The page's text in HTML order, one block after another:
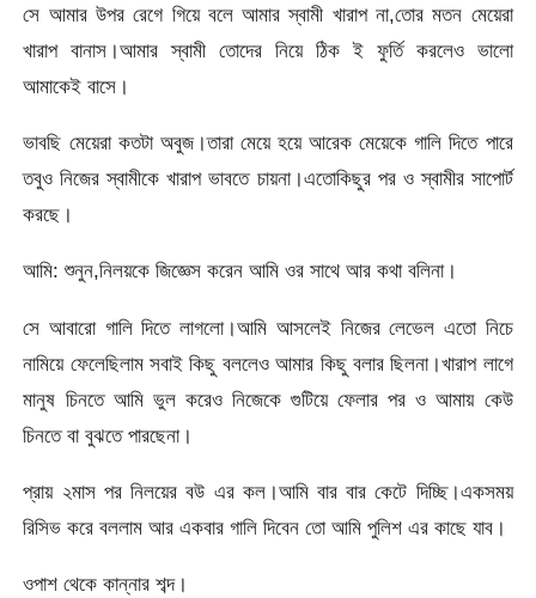
সে আমার উপর রেগে গিয়ে বলে আমার স্বামী খারাপ না,তোর মতন মেয়েরা
খারাপ বানাস।আমার স্বামী তোদের নিয়ে ঠিক ই ফুর্তি করলেও ভালো
আমাকেই বাসে।
ভাবছি মেয়েরা কতটা অবুজ।তারা মেয়ে হয়ে আরেক মেয়েকে গালি দিতে পারে
তবুও নিজের স্বামীকে খারাপ ভাবতে চায়না।এতোকিছুর পর ও স্বামীর সাপোর্ট
করছে।
আমি: শুনুন,নিলয়কে জিজ্ঞেস করেন আমি ওর সাথে আর কথা বলিনা।
সে আবারো গালি দিতে লাগলো।আমি আসলেই নিজের লেভেল এতো নিচে
নামিয়ে ফেলেছিলাম সবাই কিছু বললেও আমার কিছু বলার ছিলনা।খারাপ লাগে
মানুষ চিনতে আমি ভুল করেও নিজেকে গুটিয়ে ফেলার পর ও আমায় কেউ
চিনতে বা বুঝতে পারছেনা।
প্রায় ২মাস পর নিলয়ের বউ এর কল।আমি বার বার কেটে দিচ্ছি।একসময়
রিসিভ করে বললাম আর একবার গালি দিবেন তো আমি পুলিশ এর কাছে যাব।
ওপাশ থেকে কান্নার শব্দ।